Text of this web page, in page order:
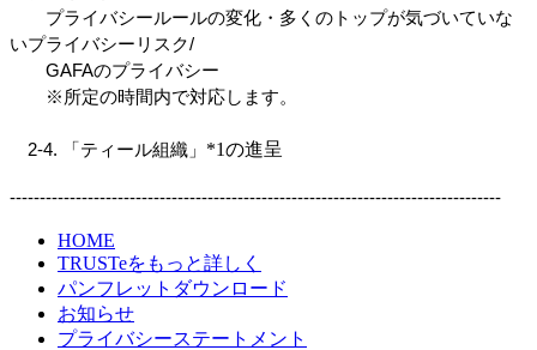
プライバシールールの変化・多くのトップが気づいていな
いプライバシーリスク/
GAFAのプライバシー
※所定の時間内で対応します。
2-4. 「ティール組織」 *1の進呈
----------------------------------------------------------------------------------
HOME
TRUSTeをもっと詳しく
パンフレットダウンロード
お知らせ
プライバシーステートメント